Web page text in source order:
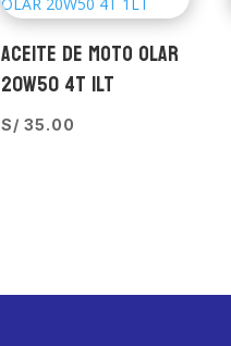
ACEITE DE MOTO OLAR
20W50 4T 1LT
S/ 35.00